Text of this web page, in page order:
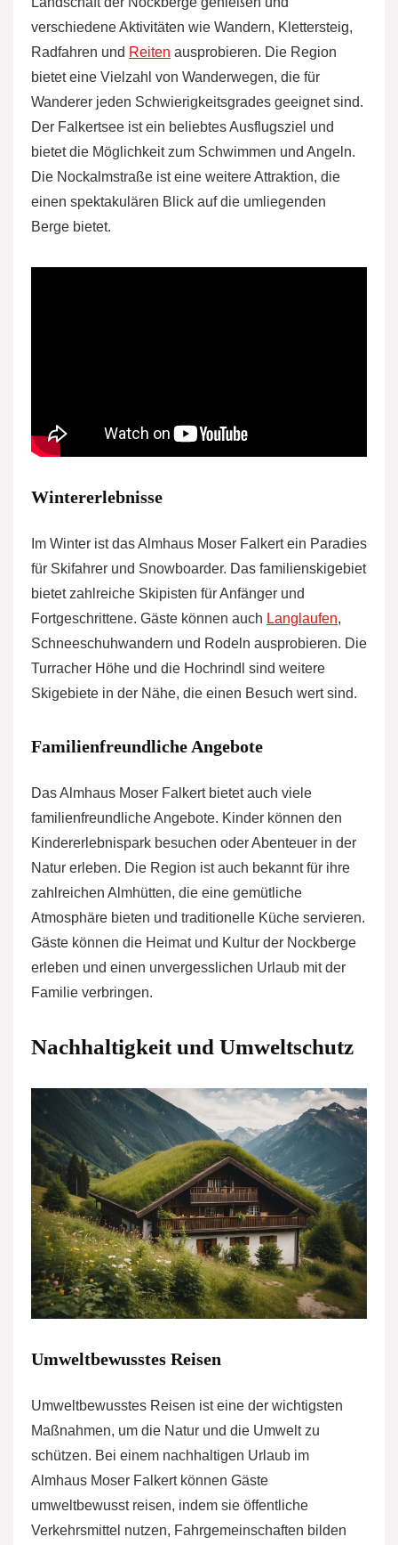
verschiedene Aktivitäten wie Wandern, Klettersteig,
Radfahren und Reiten ausprobieren. Die Region
bietet eine Vielzahl von Wanderwegen, die für
Wanderer jeden Schwierigkeitsgrades geeignet sind.
Der Falkertsee ist ein beliebtes Ausflugsziel und
bietet die Möglichkeit zum Schwimmen und Angeln.
Die Nockalmstraße ist eine weitere Attraktion, die
einen spektakulären Blick auf die umliegenden
Berge bietet.
Wintererlebnisse
Im Winter ist das Almhaus Moser Falkert ein Paradies
für Skifahrer und Snowboarder. Das familienskigebiet
bietet zahlreiche Skipisten für Anfänger und
Fortgeschrittene. Gäste können auch Langlaufen,
Schneeschuhwandern und Rodeln ausprobieren. Die
Turracher Höhe und die Hochrindl sind weitere
Skigebiete in der Nähe, die einen Besuch wert sind.
Familienfreundliche Angebote
Das Almhaus Moser Falkert bietet auch viele
familienfreundliche Angebote. Kinder können den
Kindererlebnispark besuchen oder Abenteuer in der
Natur erleben. Die Region ist auch bekannt für ihre
zahlreichen Almhütten, die eine gemütliche
Atmosphäre bieten und traditionelle Küche servieren.
Gäste können die Heimat und Kultur der Nockberge
erleben und einen unvergesslichen Urlaub mit der
Familie verbringen.
Nachhaltigkeit und Umweltschutz
Umweltbewusstes Reisen
Umweltbewusstes Reisen ist eine der wichtigsten
Maßnahmen, um die Natur und die Umwelt zu
schützen. Bei einem nachhaltigen Urlaub im
Almhaus Moser Falkert können Gäste
umweltbewusst reisen, indem sie öffentliche
Verkehrsmittel nutzen, Fahrgemeinschaften bilden